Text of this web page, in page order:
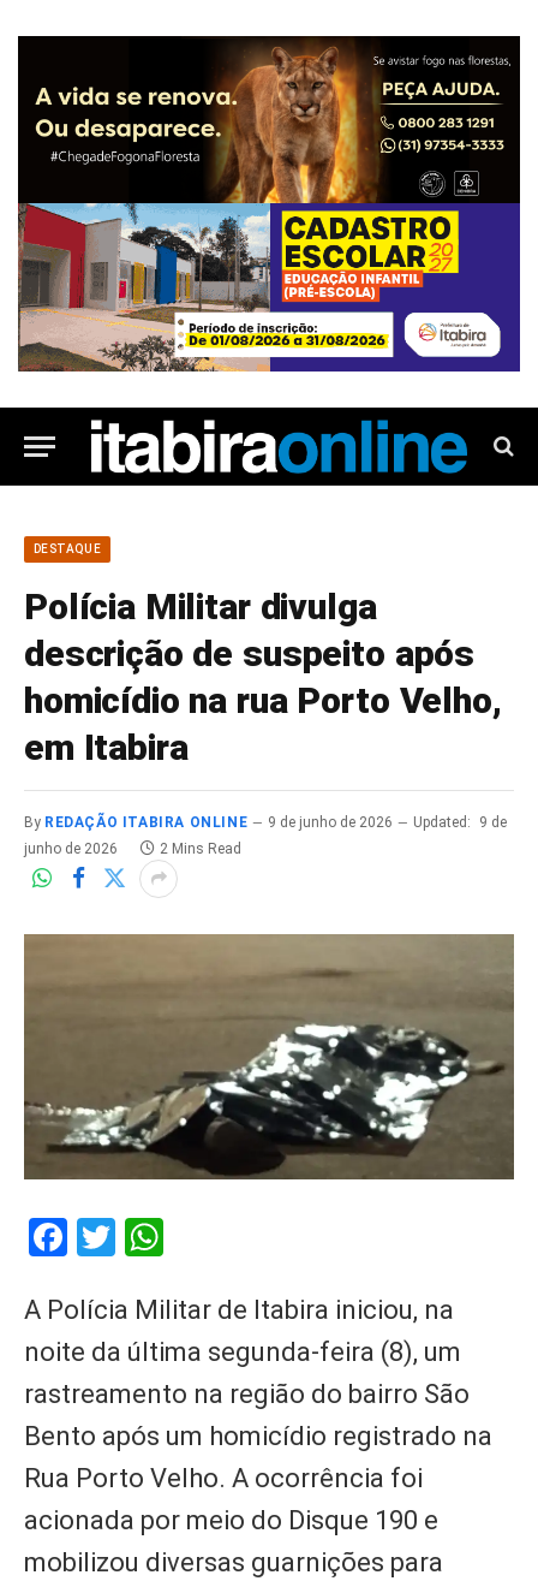
DESTAQUE
Polícia Militar divulga
descrição de suspeito após
homicídio na rua Porto Velho,
em Itabira
By REDAÇÃO ITABIRA ONLINE 9 de junho de 2026 Updated:
9 de
junho de 2026
2 Mins Read
Facebook
Twitter
A Polícia Militar de Itabira iniciou, na
noite da última segunda-feira (8), um
rastreamento na região do bairro São
Bento após um homicídio registrado na
Rua Porto Velho. A ocorrência foi
acionada por meio do Disque 190 e
mobilizou diversas guarnições para